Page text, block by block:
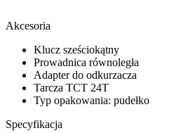
Akcesoria
Klucz sześciokątny
Prowadnica równoległa
Adapter do odkurzacza
Tarcza TCT 24T
Typ opakowania: pudełko
Specyfikacja